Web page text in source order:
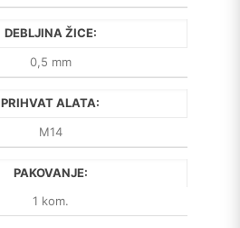
DEBLJINA ŽICE:
0,5 mm
PRIHVAT ALATA:
M14
PAKOVANJE:
1 kom.